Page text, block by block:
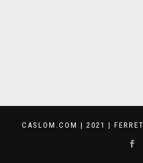
CASLOM.COM | 2021 |